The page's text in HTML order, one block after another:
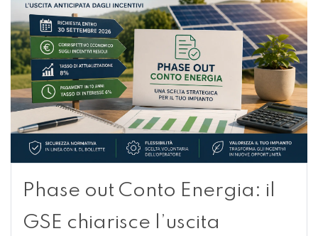
Phase out Conto Energia: il
GSE chiarisce l’uscita